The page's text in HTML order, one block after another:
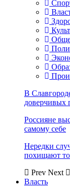
В
доверчивых
Россияне
самому себе
Нередки
похищают
Prev Next
Власть